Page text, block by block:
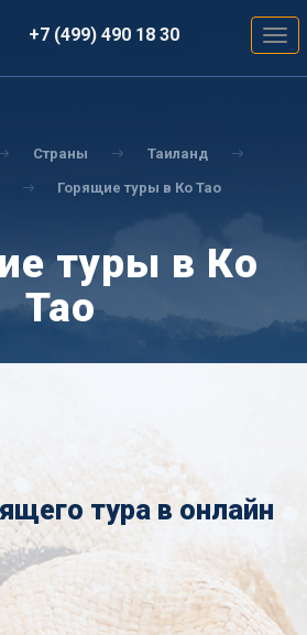
+7 (499) 490 18 30
Страны Таиланд
Горящие туры в Ко Тао
туры в Ко
Тао
тура в онлайн